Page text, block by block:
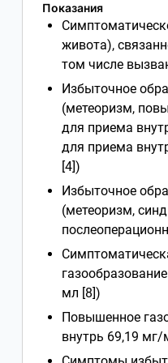
Показания
живота),
том числе
Избыточное
(метеоризм,
для приема
для приема
[4])
Избыточное
(метеоризм,
мл [8])
Повышенное
внутрь 69,19 мг/